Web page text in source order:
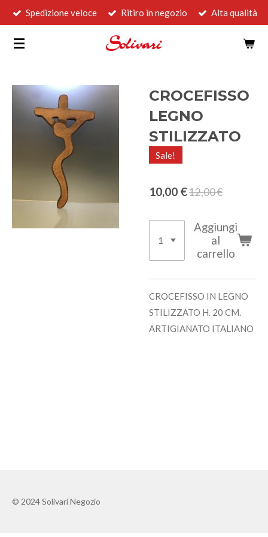
Vai
contenuto
Spedizione veloce Ritiro in negozio Alta qualità
CROCEFISSO
LEGNO
STILIZZATO
Sale!
10,00 €12,00 €
Aggiungi
al
carrello
CROCEFISSO IN LEGNO
STILIZZATO H. 20 CM.
ARTIGIANATO ITALIANO
© 2024 Solivari Negozio